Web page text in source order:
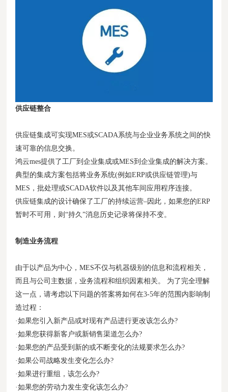
供应链整合
供应链集成可实现MES或SCADA系统与企业业务系统之间的快
速可靠的信息交换。
鸿云mes提供了工厂到企业集成或MES到企业集成的解决方案。
典型的集成方案包括将业务系统(例如ERP或供应链管理)与
MES，批处理或SCADA软件以及其他车间应用程序连接。
供应链集成的设计确保了工厂的持续运营–因此，如果您的ERP
暂时不可用，则“持久”消息历史记录将保持不变。
制造业务流程
由于以产品为中心，MES不仅与机器级别的信息和流程相关，
而且与公司主数据，业务流程和组织因素相关。 为了完全理解
这一点，请考虑以下问题的答案将如何在3-5年的范围内影响制
造过程：
·如果您引入新产品或对现有产品进行更改该怎么办?
·如果您获得新客户或新销售渠道怎么办?
·如果您的产品受到新的或不断变化的法规要求怎么办?
·如果公司战略发生变化怎么办?
·如果进行重组，该怎么办?
·如果您的劳动力发生变化该怎么办?